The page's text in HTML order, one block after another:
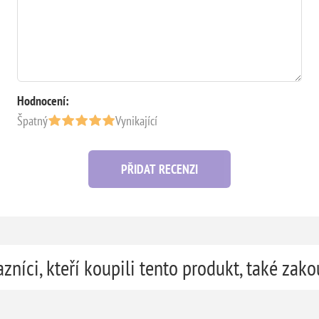
Hodnocení:
Špatný
Vynikající
PŘIDAT RECENZI
kteří koupili tento produkt, také